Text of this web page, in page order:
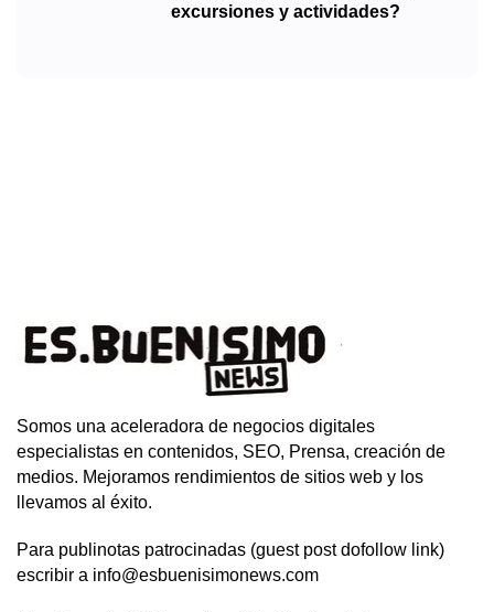
excursiones y actividades?
Somos una aceleradora de negocios digitales
especialistas en contenidos, SEO, Prensa, creación de
medios. Mejoramos rendimientos de sitios web y los
llevamos al éxito.
Para publinotas patrocinadas (guest post dofollow link)
escribir a info@esbuenisimonews.com